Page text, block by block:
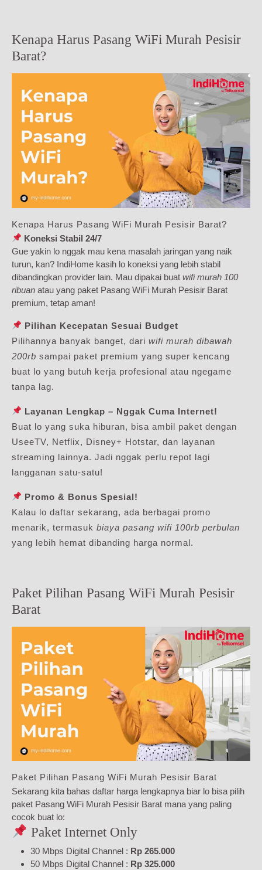
Kenapa Harus Pasang WiFi Murah Pesisir
Barat?
Kenapa Harus Pasang WiFi Murah Pesisir Barat?
Koneksi Stabil 24/7
Gue yakin lo nggak mau kena masalah jaringan yang naik
turun, kan? IndiHome kasih lo koneksi yang lebih stabil
dibandingkan provider lain. Mau dipakai buat wifi murah 100
ribuan atau yang paket Pasang WiFi Murah Pesisir Barat
premium, tetap aman!
Pilihan Kecepatan Sesuai Budget
Pilihannya banyak banget, dari wifi murah dibawah
200rb sampai paket premium yang super kencang
buat lo yang butuh kerja profesional atau ngegame
tanpa lag.
Layanan Lengkap – Nggak Cuma Internet!
Buat lo yang suka hiburan, bisa ambil paket dengan
UseeTV, Netflix, Disney+ Hotstar, dan layanan
streaming lainnya. Jadi nggak perlu repot lagi
langganan satu-satu!
Promo & Bonus Spesial!
Kalau lo daftar sekarang, ada berbagai promo
menarik, termasuk biaya pasang wifi 100rb perbulan
yang lebih hemat dibanding harga normal.
Paket Pilihan Pasang WiFi Murah Pesisir
Barat
Paket Pilihan Pasang WiFi Murah Pesisir Barat
Sekarang kita bahas daftar harga lengkapnya biar lo bisa pilih
paket Pasang WiFi Murah Pesisir Barat mana yang paling
cocok buat lo:
Paket Internet Only
30 Mbps Digital Channel : Rp 265.000
50 Mbps Digital Channel : Rp 325.000